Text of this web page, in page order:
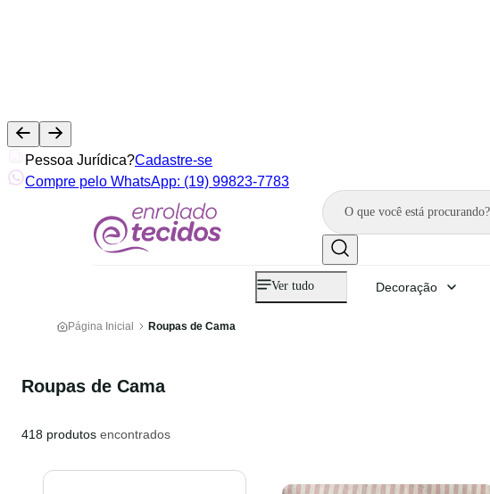
Pessoa Jurídica?Cadastre-se
Compre pelo WhatsApp: (19) 99823-7783
Ver tudo Decoração
Página Inicial Roupas de Cama
Roupas de Cama
418 produtos encontrados